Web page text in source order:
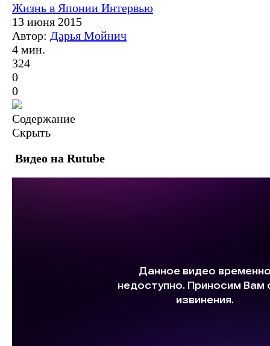
Жизнь в Японии Интервью
13 июня 2015
Автор: Дарья Мойнич
4 мин.
324
0
0
Содержание
Скрыть
Видео на Rutube